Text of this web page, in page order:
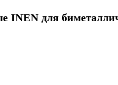
INEN для